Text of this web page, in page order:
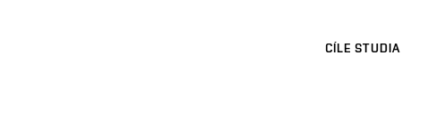
CÍLE STUDIA